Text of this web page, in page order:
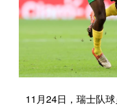
食品 人居
学术中国 乡村振
城市 旅游
彩票 娱乐
11月24日，瑞士队球